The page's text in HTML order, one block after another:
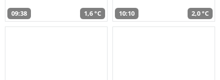
09:38 1,6 °C 10:10 2,0 °C